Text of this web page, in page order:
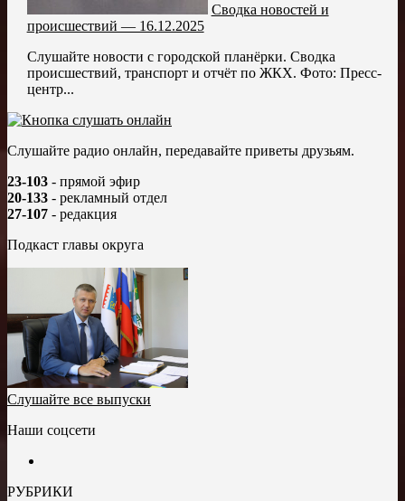
Сводка новостей и
происшествий — 16.12.2025
Слушайте новости с городской планёрки. Сводка
происшествий, транспорт и отчёт по ЖКХ. Фото: Пресс-
центр...
Слушайте радио онлайн, передавайте приветы друзьям.
23-103 - прямой эфир
20-133 - рекламный отдел
27-107 - редакция
Подкаст главы округа
Слушайте все выпуски
Наши соцсети
РУБРИКИ